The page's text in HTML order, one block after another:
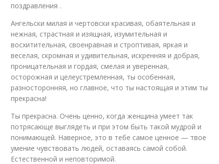
поздравления .
Ангельски милая и чертовски красивая, обаятельная и
нежная, страстная и изящная, изумительная и
восхитительная, своенравная и строптивая, яркая и
веселая, скромная и удивительная, искренняя и добрая,
проницательная и гордая, смелая и уверенная,
осторожная и целеустремленная, ты особенная,
разносторонняя, но главное, что ты настоящая и этим ты
прекрасна!
Ты прекрасна. Очень ценно, когда женщина умеет так
потрясающе выглядеть и при этом быть такой мудрой и
понимающей. Наверное, это в тебе самое ценное — твое
умение чувствовать людей, оставаясь самой собой.
Естественной и неповторимой.